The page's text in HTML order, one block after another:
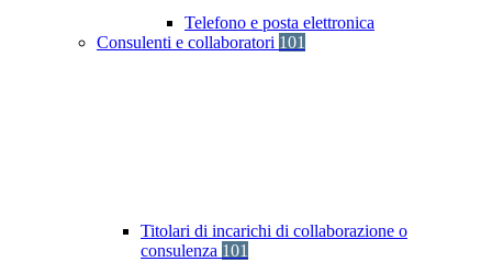
Telefono e posta elettronica
Consulenti e collaboratori 101
Titolari di incarichi di collaborazione o
consulenza 101